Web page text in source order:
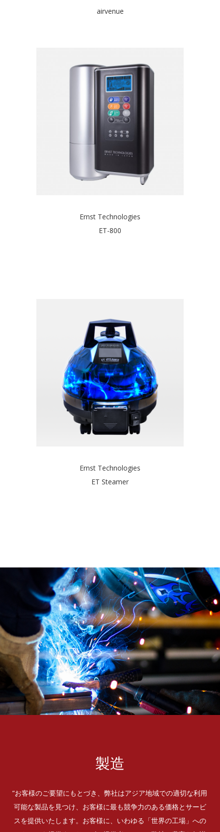
airvenue
Ernst Technologies
ET-800
Ernst Technologies
ET Steamer
製造
“お客様のご要望にもとづき、弊社はアジア地域での適切な利用
可能な製品を見つけ、お客様に最も競争力のある価格とサービ
スを提供いたします。お客様に、いわゆる「世界の工場」への